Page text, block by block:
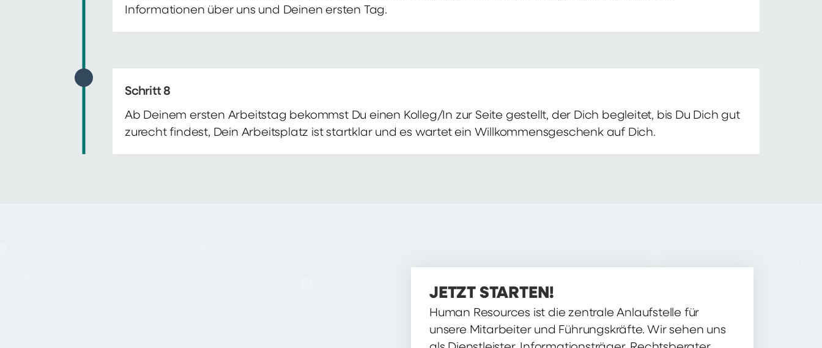
Informationen über uns und Deinen ersten Tag.
Schritt 8
Ab Deinem ersten Arbeitstag bekommst Du einen Kolleg/In zur Seite gestellt, der Dich begleitet, bis Du Dich gut
zurecht findest, Dein Arbeitsplatz ist startklar und es wartet ein Willkommensgeschenk auf Dich.
JETZT STARTEN!
Human Resources ist die zentrale Anlaufstelle für
unsere Mitarbeiter und Führungskräfte. Wir sehen uns